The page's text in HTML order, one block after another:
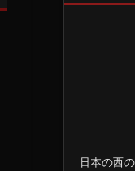
日本の西